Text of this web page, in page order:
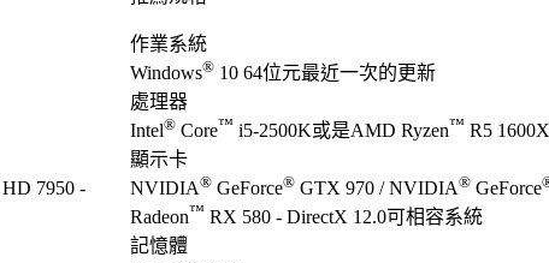
HD 7950 -
作業系統
Windows® 10 64位元最近一次的更新
處理器
Intel® Core™ i5-2500K或是AMD Ryzen™ R5
顯示卡
NVIDIA® GeForce® GTX 970 / NVIDIA® GeForce
Radeon™ RX 580 - DirectX 12.0可相容系統
記憶體